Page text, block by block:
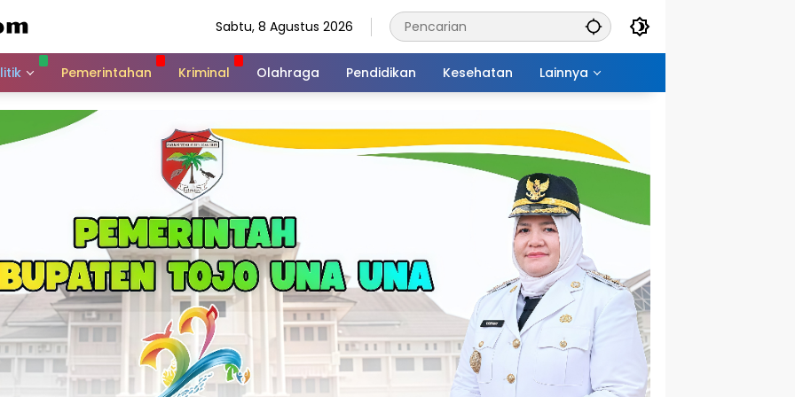
Sabtu, 8 Agustus 2026
Pemerintahan Kriminal Olahraga Pendidikan Kesehatan Lainnya